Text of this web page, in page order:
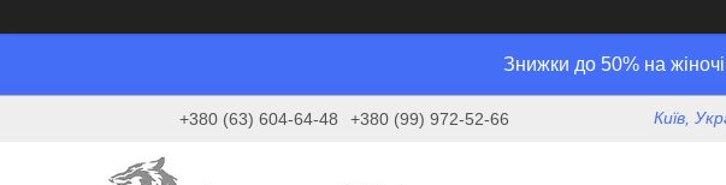
Знижки до 50% на
+380 (63) 604-64-48 +380 (99) 972-52-66 Київ,